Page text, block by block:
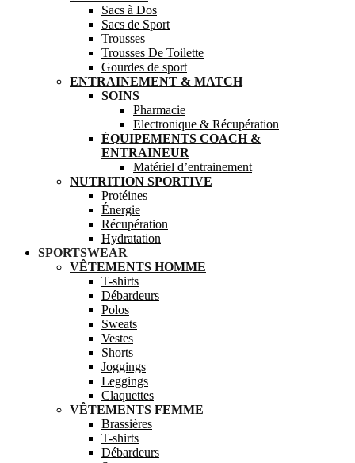
Sacs à Dos
Sacs de Sport
Trousses
Trousses De Toilette
Gourdes de sport
ENTRAINEMENT & MATCH
SOINS
Pharmacie
Electronique & Récupération
ÉQUIPEMENTS COACH &
ENTRAINEUR
Matériel d’entrainement
NUTRITION SPORTIVE
Protéines
Énergie
Récupération
Hydratation
SPORTSWEAR
VÊTEMENTS HOMME
T-shirts
Débardeurs
Polos
Sweats
Vestes
Shorts
Joggings
Leggings
Claquettes
VÊTEMENTS FEMME
Brassières
T-shirts
Débardeurs